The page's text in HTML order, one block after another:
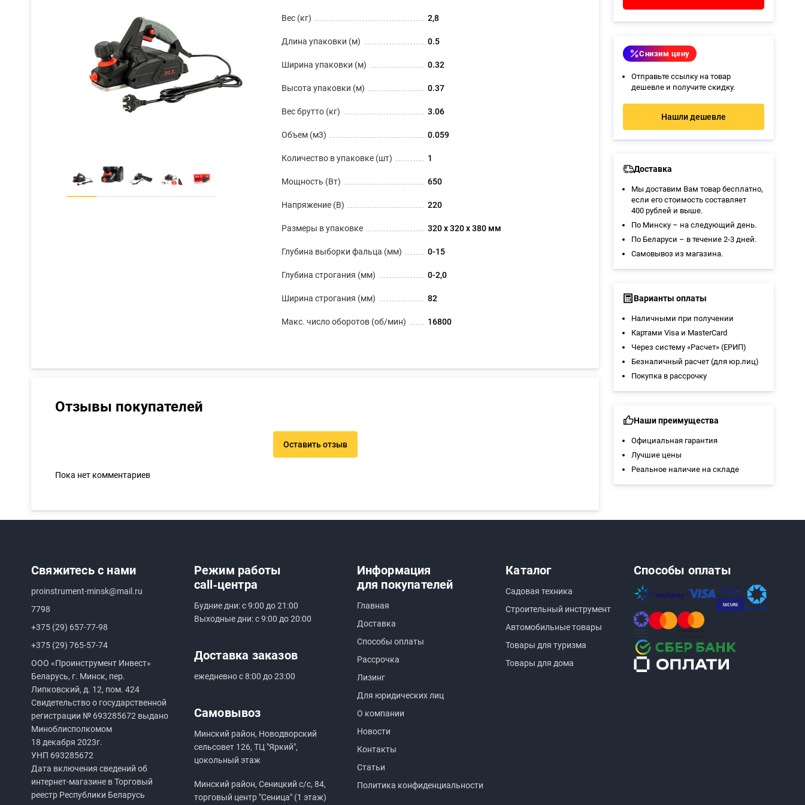
Вес (кг) 2,8
Длина упаковки (м) 0.5
Ширина упаковки (м) 0.32
Высота упаковки (м) 0.37
Вес брутто (кг) 3.06
Объем (м3) 0.059
Количество в упаковке (шт) 1
Мощность (Вт) 650
Напряжение (В) 220
Размеры в упаковке 320 x 320 x 380 мм
Глубина выборки фальца (мм) 0-15
Глубина строгания (мм) 0-2,0
Ширина строгания (мм) 82
Макс. число оборотов (об/мин) 16800
Отзывы покупателей
Оставить отзыв
Пока нет комментариев
Снизим цену
Отправьте ссылку на товар
дешевле и получите скидку.
Нашли дешевле
Доставка
Мы доставим Вам товар бесплатно,
если его стоимость составляет
400 рублей и выше.
По Минску – на следующий день.
По Беларуси – в течение 2-3 дней.
Самовывоз из магазина.
Варианты оплаты
Наличными при получении
Картами Visa и MasterCard
Через систему «Расчет» (ЕРИП)
Безналичный расчет (для юр.лиц)
Покупка в рассрочку
Наши преимущества
Официальная гарантия
Лучшие цены
Реальное наличие на складе
Свяжитесь с нами
proinstrument-minsk@mail.ru
7798
+375 (29) 657-77-98
+375 (29) 765-57-74
ООО «Проинструмент Инвест»
Беларусь, г. Минск, пер.
Липковский, д. 12, пом. 424
Свидетельство о государственной
регистрации № 693285672 выдано
Миноблисполкомом
18 декабря 2023г.
УНП 693285672
Дата включения сведений об
интернет-магазине в Торговый
реестр Республики Беларусь
Режим работы
call‑центра
Будние дни: с 9:00 до 21:00
Выходные дни: с 9:00 до 20:00
Доставка заказов
ежедневно с 8:00 до 23:00
Самовывоз
Минский район, Новодворский
сельсовет 126, ТЦ "Яркий",
цокольный этаж
Минский район, Сеницкий с/с, 84,
торговый центр "Сеница" (1 этаж)
Информация
для покупателей
Главная
Доставка
Способы оплаты
Рассрочка
Лизинг
Для юридических лиц
О компании
Новости
Контакты
Статьи
Политика конфиденциальности
Каталог
Садовая техника
Строительный инструмент
Автомобильные товары
Товары для туризма
Товары для дома
Способы оплаты